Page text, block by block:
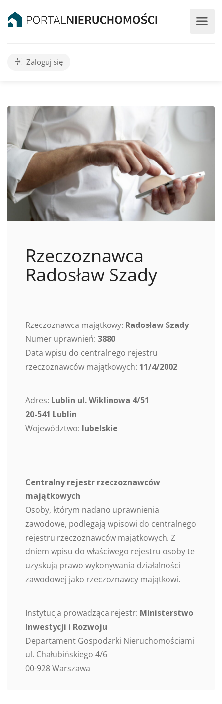
Zaloguj się
Rzeczoznawca
Radosław Szady
Rzeczoznawca majątkowy: Radosław Szady
Numer uprawnień: 3880
Data wpisu do centralnego rejestru
rzeczoznawców majątkowych: 11/4/2002
Adres: Lublin ul. Wiklinowa 4/51
20-541 Lublin
Województwo: lubelskie
Centralny rejestr rzeczoznawców
majątkowych
Osoby, którym nadano uprawnienia
zawodowe, podlegają wpisowi do centralnego
rejestru rzeczoznawców majątkowych. Z
dniem wpisu do właściwego rejestru osoby te
uzyskują prawo wykonywania działalności
zawodowej jako rzeczoznawcy majątkowi.
Instytucja prowadząca rejestr: Ministerstwo
Inwestycji i Rozwoju
Departament Gospodarki Nieruchomościami
ul. Chałubińskiego 4/6
00-928 Warszawa